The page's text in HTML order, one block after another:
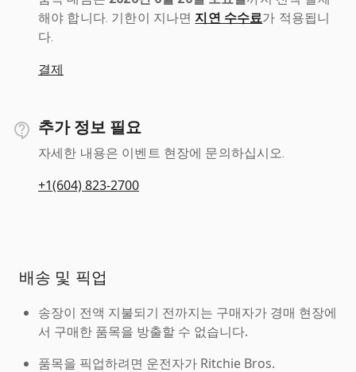
해야 합니다. 기한이 지나면 지연 수수료가 적용됩니
다.
결제
추가 정보 필요
자세한 내용은 이벤트 현장에 문의하십시오.
+1(604) 823-2700
배송 및 픽업
송장이 전액 지불되기 전까지는 구매자가 경매 현장에
서 구매한 품목을 방출할 수 없습니다.
품목을 픽업하려면 운전자가 Ritchie Bros.